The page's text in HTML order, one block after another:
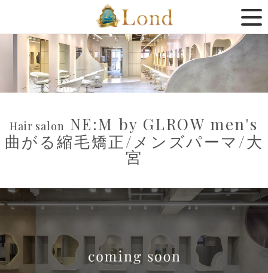
Hair salon NE:M by GLROW men's
曲がる縮毛矯正/メンズパーマ/大
宮